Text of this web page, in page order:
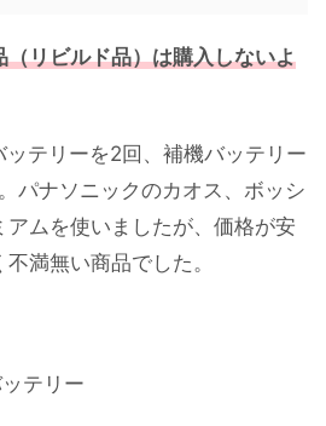
リビルド品）は購入しないよ
テリーを2回、補機バッテリー
パナソニックのカオス、ボッシ
アムを使いましたが、価格が安
満無い商品でした。
テリー